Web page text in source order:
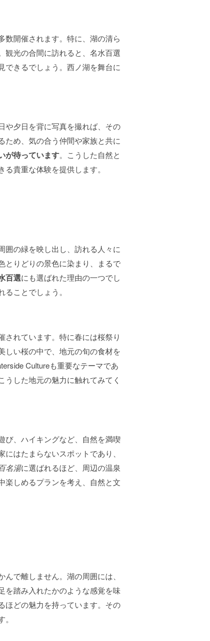
数開催されます。特に、湖の清ら
観光の合間に訪れると、名水百選
できるでしょう。西ノ湖を舞台に
や夕日を背に写真を撮れば、その
ため、気の合う仲間や家族と共に
が待っています。こうした自然と
貴重な体験を提供します。
囲の緑を映し出し、訪れる人々に
とりどりの景色に染まり、まるで
百選にも選ばれた理由の一つでし
ことでしょう。
されています。特に春には桜祭り
しい桜の中で、地元の旬の食材を
Cultureも重要なテーマであ
した地元の魅力に触れてみてく
び、ハイキングなど、自然を満喫
はたまらないスポットであり、
名湯に選ばれるほど、周辺の温泉
楽しめるプランを考え、自然と文
んで離しません。湖の周囲には、
を踏み入れたかのような感覚を味
ほどの魅力を持っています。その